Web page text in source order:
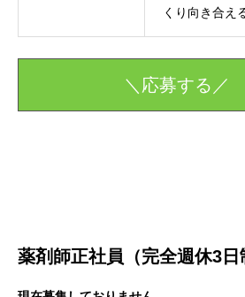
くり向き合え
＼応募する／
薬剤師正社員（完全週休3日